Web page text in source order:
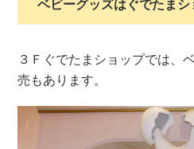
ベビーグッズはぐでたま
３Ｆぐでたまショップでは、
売もあります。